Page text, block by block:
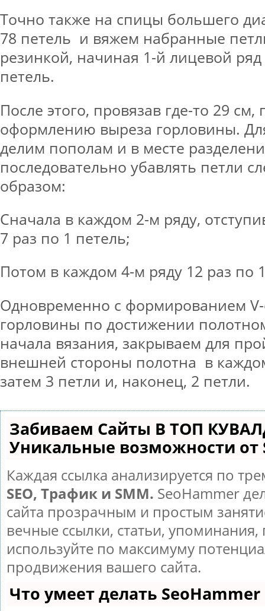
Точно также на спицы большего
78 петель и вяжем набранные
резинкой, начиная 1-й лицевой
петель.
После этого, провязав где-то 29 см,
оформлению выреза горловины.
делим пополам и в месте
последовательно убавлять петли
образом:
Сначала в каждом 2-м ряду,
7 раз по 1 петель;
Потом в каждом 4-м ряду 12 раз по
Одновременно с формированием
горловины по достижении
начала вязания, закрываем для
внешней стороны полотна в
затем 3 петли и, наконец, 2 петли.
Забиваем Сайты В ТОП
Уникальные возможности от
Каждая ссылка анализируется по
SEO, Трафик и SMM. SeoHammer
сайта прозрачным и простым
вечные ссылки, статьи, упоминания,
используйте по максимуму
продвижения вашего сайта.
Что умеет делать SeoHammer